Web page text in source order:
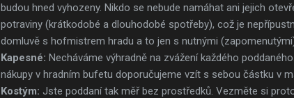
budou hned vyhozeny. Nikdo se nebude namáhat ani jejich
potraviny (krátkodobé a dlouhodobé spotřeby), což je
domluvě s hofmistrem hradu a to jen s nutnými
Kapesné: Necháváme výhradně na zvážení každého
nákupy v hradním bufetu doporučujeme vzít s sebou částku v
Kostým: Jste poddaní tak měř bez prostředků. Vezměte si proto